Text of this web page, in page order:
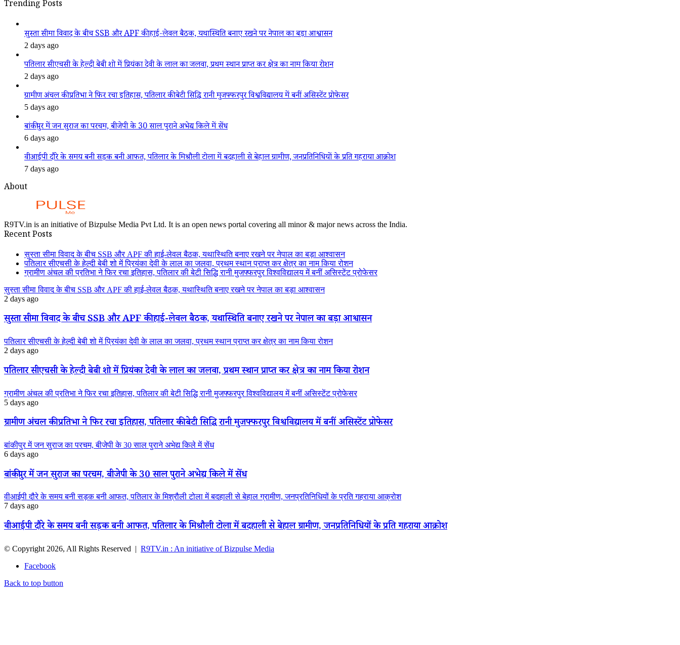
Trending Posts
सुस्ता सीमा विवाद के बीच SSB और APF की हाई-लेवल बैठक, यथास्थिति बनाए रखने पर नेपाल का बड़ा आश्वासन
2 days ago
पतिलार सीएचसी के हेल्दी बेबी शो में प्रियंका देवी के लाल का जलवा, प्रथम स्थान प्राप्त कर क्षेत्र का नाम किया रोशन
2 days ago
ग्रामीण अंचल की प्रतिभा ने फिर रचा इतिहास, पतिलार की बेटी सिद्धि रानी मुजफ्फरपुर विश्वविद्यालय में बनीं असिस्टेंट प्रोफेसर
5 days ago
बांकीपुर में जन सुराज का परचम, बीजेपी के 30 साल पुराने अभेद्य किले में सेंध
6 days ago
वीआईपी दौरे के समय बनी सड़क बनी आफत, पतिलार के मिश्रौली टोला में बदहाली से बेहाल ग्रामीण, जनप्रतिनिधियों के प्रति गहराया आक्रोश
7 days ago
About
R9TV.in is an initiative of Bizpulse Media Pvt Ltd. It is an open news portal covering all minor & major news across the India.
Recent Posts
सुस्ता सीमा विवाद के बीच SSB और APF की हाई-लेवल बैठक, यथास्थिति बनाए रखने पर नेपाल का बड़ा आश्वासन
पतिलार सीएचसी के हेल्दी बेबी शो में प्रियंका देवी के लाल का जलवा, प्रथम स्थान प्राप्त कर क्षेत्र का नाम किया रोशन
ग्रामीण अंचल की प्रतिभा ने फिर रचा इतिहास, पतिलार की बेटी सिद्धि रानी मुजफ्फरपुर विश्वविद्यालय में बनीं असिस्टेंट प्रोफेसर
सुस्ता सीमा विवाद के बीच SSB और APF की हाई-लेवल बैठक, यथास्थिति बनाए रखने पर नेपाल का बड़ा आश्वासन
2 days ago
सुस्ता सीमा विवाद के बीच SSB और APF की हाई-लेवल बैठक, यथास्थिति बनाए रखने पर नेपाल का बड़ा आश्वासन
पतिलार सीएचसी के हेल्दी बेबी शो में प्रियंका देवी के लाल का जलवा, प्रथम स्थान प्राप्त कर क्षेत्र का नाम किया रोशन
2 days ago
पतिलार सीएचसी के हेल्दी बेबी शो में प्रियंका देवी के लाल का जलवा, प्रथम स्थान प्राप्त कर क्षेत्र का नाम किया रोशन
ग्रामीण अंचल की प्रतिभा ने फिर रचा इतिहास, पतिलार की बेटी सिद्धि रानी मुजफ्फरपुर विश्वविद्यालय में बनीं असिस्टेंट प्रोफेसर
5 days ago
ग्रामीण अंचल की प्रतिभा ने फिर रचा इतिहास, पतिलार की बेटी सिद्धि रानी मुजफ्फरपुर विश्वविद्यालय में बनीं असिस्टेंट प्रोफेसर
बांकीपुर में जन सुराज का परचम, बीजेपी के 30 साल पुराने अभेद्य किले में सेंध
6 days ago
बांकीपुर में जन सुराज का परचम, बीजेपी के 30 साल पुराने अभेद्य किले में सेंध
वीआईपी दौरे के समय बनी सड़क बनी आफत, पतिलार के मिश्रौली टोला में बदहाली से बेहाल ग्रामीण, जनप्रतिनिधियों के प्रति गहराया आक्रोश
7 days ago
वीआईपी दौरे के समय बनी सड़क बनी आफत, पतिलार के मिश्रौली टोला में बदहाली से बेहाल ग्रामीण, जनप्रतिनिधियों के प्रति गहराया आक्रोश
© Copyright 2026, All Rights Reserved | R9TV.in : An initiative of Bizpulse Media
Facebook
Back to top button